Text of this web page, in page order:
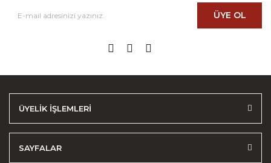
ÜYE OL
ÜYELİK İŞLEMLERİ
SAYFALAR